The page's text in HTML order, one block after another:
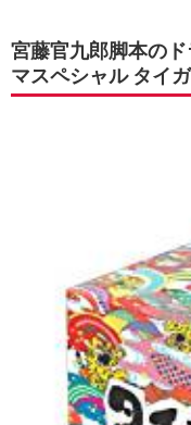
宮藤官九郎脚本の
マスペシャル タイ